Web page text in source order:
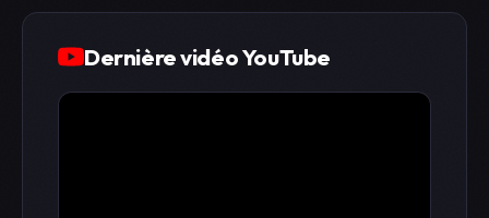
Dernière vidéo YouTube